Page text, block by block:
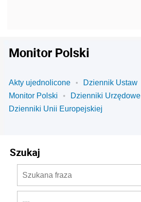
Monitor Polski
Akty ujednolicone
Dziennik Ustaw
Monitor Polski
Dzienniki Urzędowe
Dzienniki Unii Europejskiej
Szukaj